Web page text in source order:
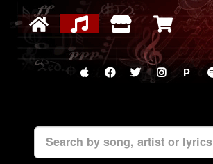
P
Search by song, artist or lyrics